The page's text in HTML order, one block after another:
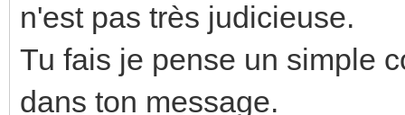
n'est pas très judicieuse.
Tu fais je pense un simple
dans ton message.